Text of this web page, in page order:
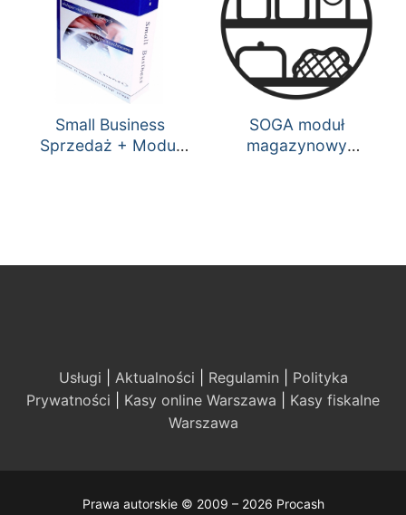
Small Business
Sprzedaż + Moduł
SOGA moduł
magazynowy
Usługi Aktualności Regulamin
Polityka
Prywatności
Kasy online Warszawa
Kasy fiskalne
Warszawa
Prawa autorskie © 2009 – 2026 Procash